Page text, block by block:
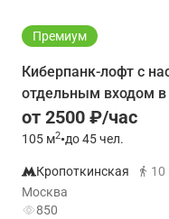
Премиум
Киберпанк-лофт с
отдельным входом
от 2500 ₽/час
105 м2•до 45 чел.
Кропоткинская
10
Москва
850